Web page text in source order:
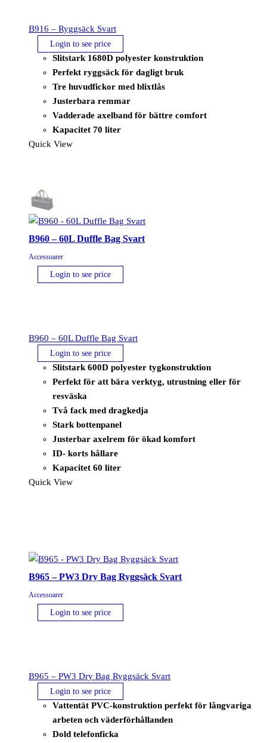
B916 – Ryggsäck Svart
Login to see price
Slitstark 1680D polyester konstruktion
Perfekt ryggsäck för dagligt bruk
Tre huvudfickor med blixtlås
Justerbara remmar
Vadderade axelband för bättre comfort
Kapacitet 70 liter
Quick View
B960 – 60L Duffle Bag Svart
Accessoarer
Login to see price
B960 – 60L Duffle Bag Svart
Login to see price
Slitstark 600D polyester tygkonstruktion
Perfekt för att bära verktyg, utrustning eller för
resväska
Två fack med dragkedja
Stark bottenpanel
Justerbar axelrem för ökad komfort
ID- korts hållare
Kapacitet 60 liter
Quick View
B965 – PW3 Dry Bag Ryggsäck Svart
Accessoarer
Login to see price
B965 – PW3 Dry Bag Ryggsäck Svart
Login to see price
Vattentät PVC-konstruktion perfekt för långvariga
arbeten och väderförhållanden
Dold telefonficka